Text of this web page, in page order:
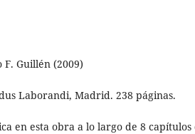
Guillén (2009)
Laborandi, Madrid. 238 páginas.
en esta obra a lo largo de 8 capítulos